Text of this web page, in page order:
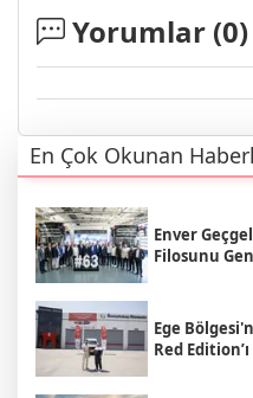
Yorumlar (0)
En Çok Okunan
Enver
Filosunu
Ege
Red